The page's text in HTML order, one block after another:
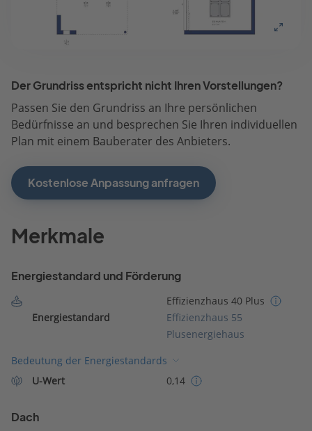
Der Grundriss entspricht nicht Ihren Vorstellungen?
Passen Sie den Grundriss an Ihre persönlichen
Bedürfnisse an und besprechen Sie Ihren individuellen
Plan mit einem Bauberater des Anbieters.
Kostenlose Anpassung anfragen
Merkmale
Energiestandard und Förderung
Energiestandard
Effizienzhaus 40 Plus
Effizienzhaus 55
Plusenergiehaus
Bedeutung der Energiestandards
U-Wert
0,14
Dach